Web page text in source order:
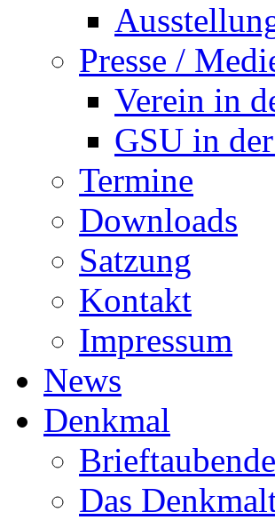
Presse /
Verein in
GSU in
Termine
Downloads
Satzung
Kontakt
Impressum
News
Denkmal
Das